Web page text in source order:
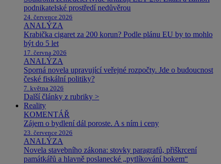
podnikatelské prostředí nedůvěrou
24. července 2026
ANALÝZA
Krabička cigaret za 200 korun? Podle plánu EU by to mohlo
být do 5 let
17. června 2026
ANALÝZA
Sporná novela upravující veřejné rozpočty. Jde o budoucnost
české fiskální politiky?
7. května 2026
Další články z rubriky >
Reality
KOMENTÁŘ
Zájem o bydlení dál poroste. A s ním i ceny
23. července 2026
ANALÝZA
Novela stavebního zákona: stovky paragrafů, přiškrcení
památkářů a hlavně poslanecké „pytlíkování bokem“